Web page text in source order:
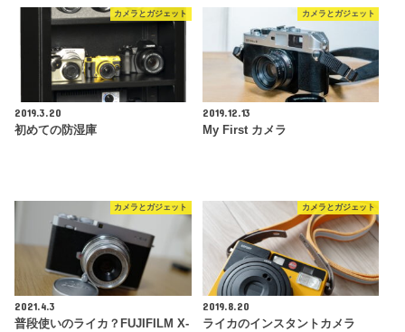
カメラとガジェット
2019.3.20
初めての防湿庫
カメラとガジェット
2019.12.13
My First カメラ
カメラとガジェット
2021.4.3
普段使いのライカ？FUJIFILM X-
カメラとガジェット
2019.8.20
ライカのインスタントカメラ